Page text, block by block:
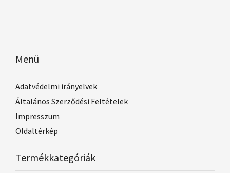
Menü
Adatvédelmi irányelvek
Általános Szerződési Feltételek
Impresszum
Oldaltérkép
Termékkategóriák